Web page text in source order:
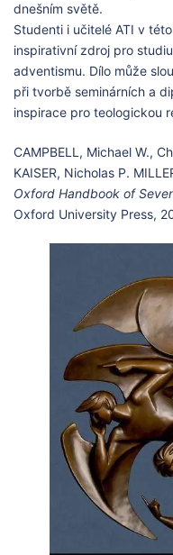
dnešním světě.
Studenti i učitelé ATI v
inspirativní zdroj pro
adventismu. Dílo může
při tvorbě seminárních a
inspirace pro teologickou
CAMPBELL, Michael W.,
KAISER, Nicholas P.
Oxford Handbook of
Oxford University Press,